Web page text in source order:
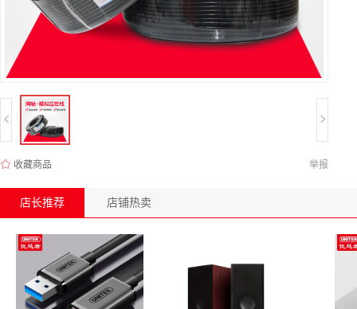
收藏商品 举报
店长推荐 店铺热卖